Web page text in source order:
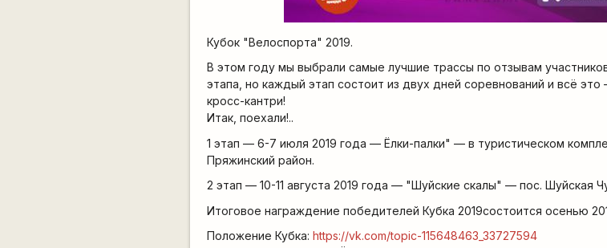
Кубок "Велоспорта" 2019.
В этом году мы выбрали самые лучшие трассы по отзывам
этапа, но каждый этап состоит из двух дней соревнований и всё
кросс-кантри!
Итак, поехали!..
1 этап — 6-7 июля 2019 года — Ёлки-палки" — в туристическом
Пряжинский район.
2 этап — 10-11 августа 2019 года — "Шуйские скалы" — пос. Шуйская
Итоговое награждение победителей Кубка 2019состоится осенью
Положение Кубка:https://vk.com/topic-115648463_33727594